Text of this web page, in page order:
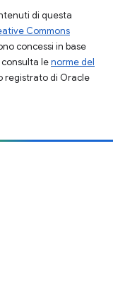
di questa
Commons
concessi in base
lenorme del
registrato di Oracle